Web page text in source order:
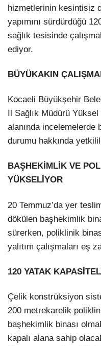
hizmetlerinin kesintisiz
yapımını sürdürdüğü
sağlık tesisinde
ediyor.
BÜYÜKAKIN
Kocaeli Büyükşehir
İl Sağlık Müdürü
alanında incelemelerde
durumu hakkında
BAŞHEKİMLİK VE
YÜKSELİYOR
20 Temmuz’da yer
dökülen başhekimlik
sürerken, poliklinik
yalıtım çalışmaları eş
120 YATAK
Çelik konstrüksiyon
200 metrekarelik
başhekimlik binası
kapalı alana sahip